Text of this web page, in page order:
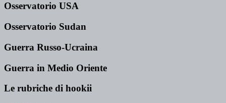
Osservatorio USA
Osservatorio Sudan
Guerra Russo-Ucraina
Guerra in Medio Oriente
Le rubriche di hookii